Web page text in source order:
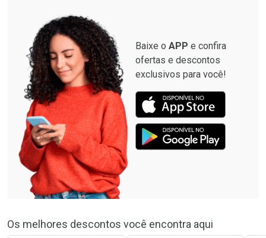
Baixe o APP e confira
ofertas e descontos
exclusivos para você!
Os melhores descontos você encontra aqui